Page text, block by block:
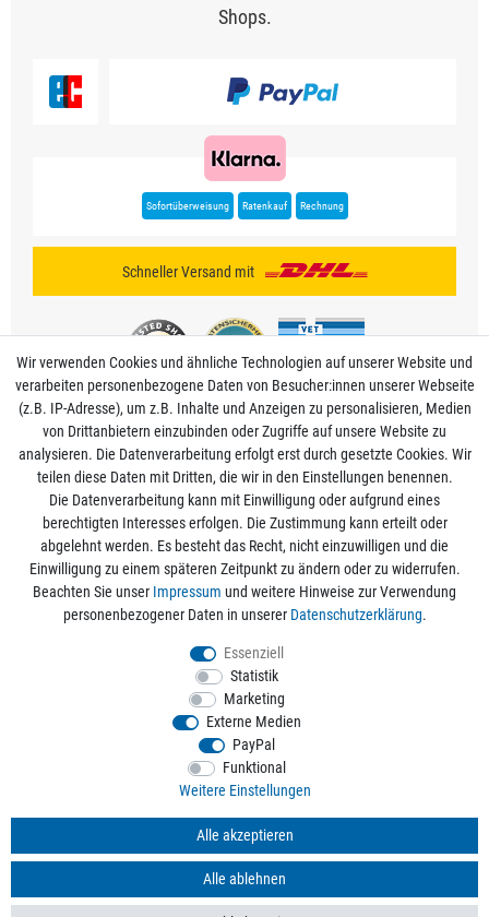
Shops.
Sofortüberweisung Ratenkauf Rechnung
Schneller Versand mit
Mein Konto
Informationen
Rechtliche Angaben
Alle Preise sind inkl. der gesetzlichen Mehrwertsteuer und zzgl.
Kostenloser Versand ab 50€ Bestellwert nur innerhalb Deutschlands.
© 2026 aquaristikwelt24. Alle Rechte vorbehalten. Powered by
Kontakt
Wir verwenden Cookies und ähnliche Technologien auf unserer Website und
verarbeiten personenbezogene Daten von Besucher:innen unserer Webseite
(z.B. IP-Adresse), um z.B. Inhalte und Anzeigen zu personalisieren, Medien
von Drittanbietern einzubinden oder Zugriffe auf unsere Website zu
analysieren. Die Datenverarbeitung erfolgt erst durch gesetzte Cookies. Wir
teilen diese Daten mit Dritten, die wir in den Einstellungen benennen.
Die Datenverarbeitung kann mit Einwilligung oder aufgrund eines
berechtigten Interesses erfolgen. Die Zustimmung kann erteilt oder
abgelehnt werden. Es besteht das Recht, nicht einzuwilligen und die
Einwilligung zu einem späteren Zeitpunkt zu ändern oder zu widerrufen.
Beachten Sie unser Impressum und weitere Hinweise zur Verwendung
personenbezogener Daten in unserer Daten­schutz­erklärung.
Essenziell
Statistik
Marketing
Externe Medien
PayPal
Funktional
Weitere Einstellungen
Alle akzeptieren
Alle ablehnen
*Mit Ihrer Anmeldung willigen Sie der Verarbeitung der Daten zum Zweck des